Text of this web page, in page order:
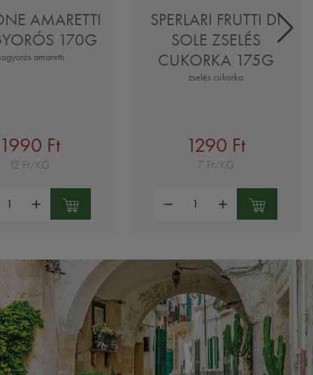
AMARETTI
170G
amaretti
Ft
12 Ft/KG
SPERLARI FRUTTI DI
SOLE ZSELÉS
CUKORKA 175G
zselés cukorka
1290 Ft
7 Ft/KG